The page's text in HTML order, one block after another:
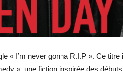
« I’m never gonna R.I.P ». Ce titre
», une fiction inspirée des